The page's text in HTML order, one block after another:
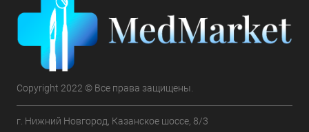
Copyright 2022 © Все права защищены.
г. Нижний Новгород, Казанское шоссе, 8/3